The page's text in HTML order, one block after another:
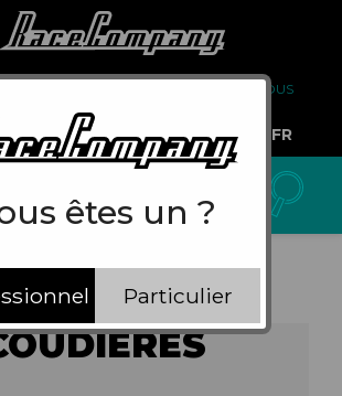
À PROPOS DE NOUS
COMPTE PRO
FR
êtes un ?
Particulier